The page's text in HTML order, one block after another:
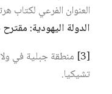
العنوان الفرعي لكتاب
الدولة اليهودية:
[3]
منطقة جبلية في
تشيكيا.